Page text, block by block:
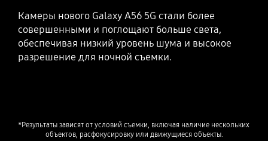
Камеры нового Galaxy A56 5G стали более
совершенными и поглощают больше света,
обеспечивая низкий уровень шума и высокое
разрешение для ночной съемки.
*Результаты зависят от условий съемки, включая наличие нескольких
объектов, расфокусировку или движущиеся объекты.